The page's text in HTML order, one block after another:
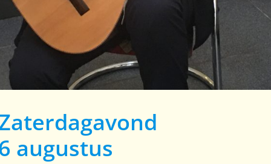
augustus